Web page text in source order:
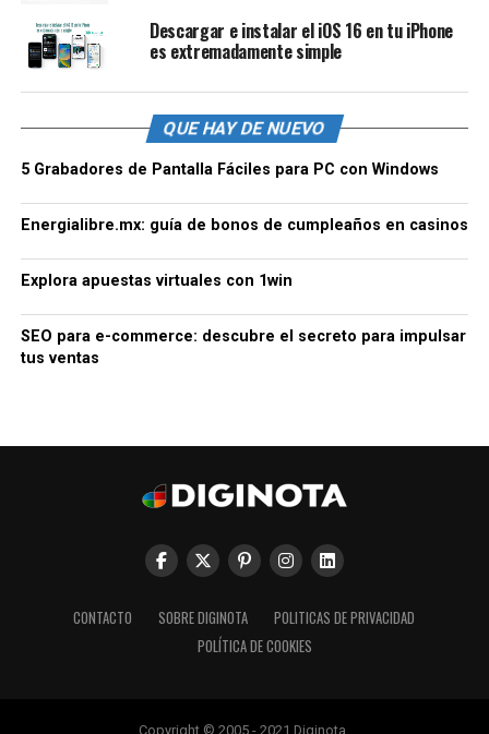
Descargar e instalar el iOS 16 en tu iPhone
es extremadamente simple
QUE HAY DE NUEVO
5 Grabadores de Pantalla Fáciles para PC con Windows
Energialibre.mx: guía de bonos de cumpleaños en casinos
Explora apuestas virtuales con 1win
SEO para e-commerce: descubre el secreto para impulsar
tus ventas
CONTACTO SOBRE DIGINOTA
POLITICAS DE PRIVACIDAD
POLÍTICA DE COOKIES
Copyright © 2005 - 2021 Diginota.